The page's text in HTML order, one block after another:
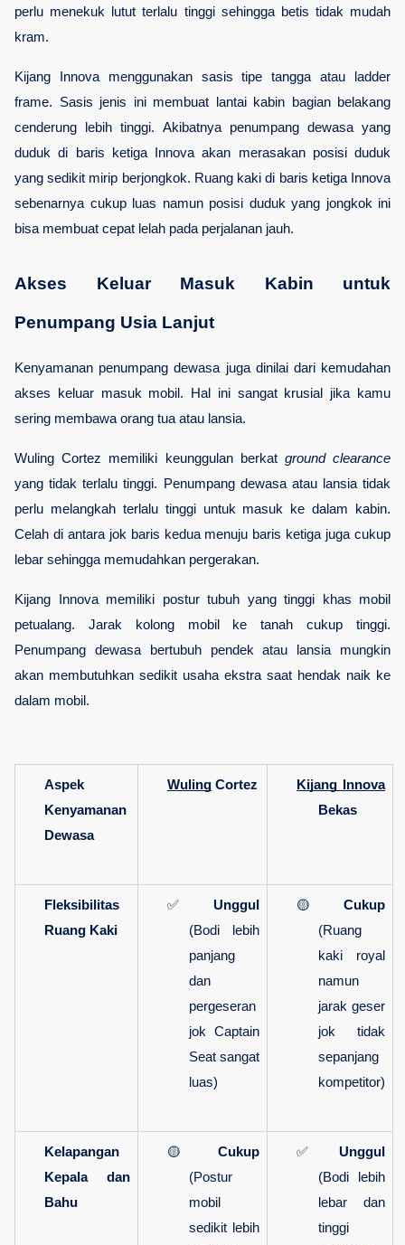
perlu menekuk lutut terlalu tinggi sehingga betis tidak mudah
kram.
Kijang Innova menggunakan sasis tipe tangga atau ladder
frame. Sasis jenis ini membuat lantai kabin bagian belakang
cenderung lebih tinggi. Akibatnya penumpang dewasa yang
duduk di baris ketiga Innova akan merasakan posisi duduk
yang sedikit mirip berjongkok. Ruang kaki di baris ketiga Innova
sebenarnya cukup luas namun posisi duduk yang jongkok ini
bisa membuat cepat lelah pada perjalanan jauh.
Akses Keluar Masuk Kabin untuk
Penumpang Usia Lanjut
Kenyamanan penumpang dewasa juga dinilai dari kemudahan
akses keluar masuk mobil. Hal ini sangat krusial jika kamu
sering membawa orang tua atau lansia.
Wuling Cortez memiliki keunggulan berkat ground clearance
yang tidak terlalu tinggi. Penumpang dewasa atau lansia tidak
perlu melangkah terlalu tinggi untuk masuk ke dalam kabin.
Celah di antara jok baris kedua menuju baris ketiga juga cukup
lebar sehingga memudahkan pergerakan.
Kijang Innova memiliki postur tubuh yang tinggi khas mobil
petualang. Jarak kolong mobil ke tanah cukup tinggi.
Penumpang dewasa bertubuh pendek atau lansia mungkin
akan membutuhkan sedikit usaha ekstra saat hendak naik ke
dalam mobil.
Aspek
Kenyamanan
Dewasa
Wuling Cortez
Kijang Innova
Bekas
Fleksibilitas
Ruang Kaki
✅ Unggul
(Bodi lebih
panjang
dan
pergeseran
jok Captain
Seat sangat
luas)
🟡 Cukup
(Ruang
kaki royal
namun
jarak geser
jok tidak
sepanjang
kompetitor)
Kelapangan
Kepala dan
Bahu
🟡 Cukup
(Postur
mobil
sedikit lebih
✅ Unggul
(Bodi lebih
lebar dan
tinggi